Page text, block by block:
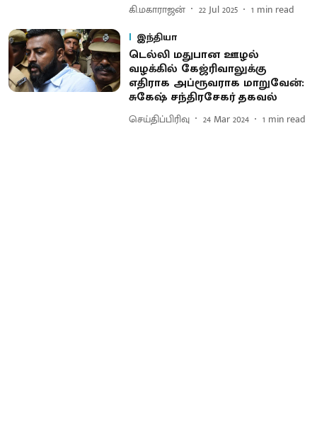
கி.மகாராஜன் 22 Jul 2025 1 min read
இந்தியா
டெல்லி மதுபான ஊழல்
வழக்கில் கேஜ்ரிவாலுக்கு
எதிராக அப்ரூவராக மாறுவேன்:
சுகேஷ் சந்திரசேகர் தகவல்
செய்திப்பிரிவு 24 Mar 2024 1 min read